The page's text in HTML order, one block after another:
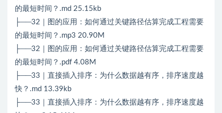
的最短时间？.md 25.15kb
├──32｜图的应用：如何通过关键路径估算完成工程需要
的最短时间？.mp3 20.90M
├──32｜图的应用：如何通过关键路径估算完成工程需要
的最短时间？.pdf 4.08M
├──33｜直接插入排序：为什么数据越有序，排序速度越
快？.md 13.39kb
├──33｜直接插入排序：为什么数据越有序，排序速度越